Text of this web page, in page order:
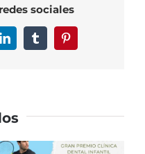
sociales
LinkedInTumblrPinterest